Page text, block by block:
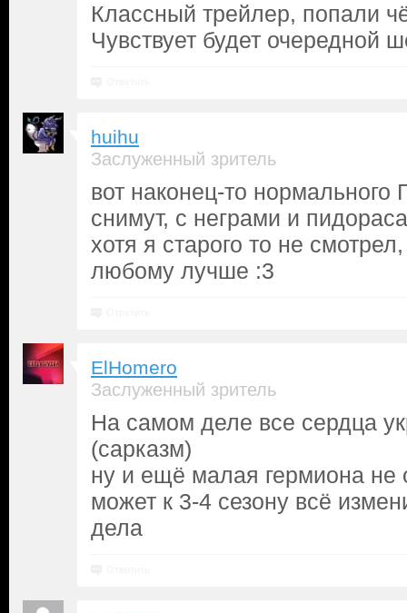
Классный трейлер, попали
Чувствует будет очередной
huihu
Заслуженный зритель
вот наконец-то нормального
снимут, с неграми и
хотя я старого то не
любому лучше :3
ElHomero
Заслуженный зритель
На самом деле все сердца
(сарказм)
ну и ещё малая гермиона не
может к 3-4 сезону всё
дела